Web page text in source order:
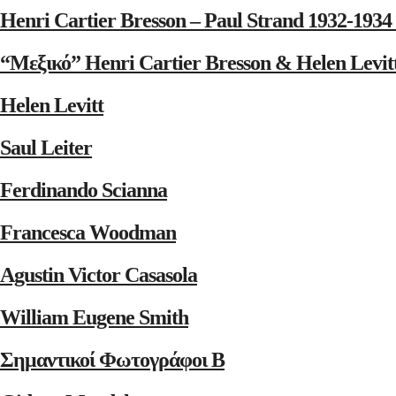
Henri Cartier Bresson – Paul Strand 1932-
“Μεξικό” Henri Cartier Bresson & Helen
Helen Levitt
Saul Leiter
Ferdinando Scianna
Francesca Woodman
Agustin Victor Casasola
William Eugene Smith
Σημαντικοί Φωτογράφοι Β